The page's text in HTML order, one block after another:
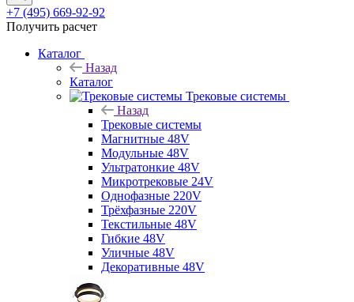
+7 (495) 669-92-92
Получить расчет
Каталог
Назад
Каталог
Трековые системы
Назад
Трековые системы
Магнитные 48V
Модульные 48V
Ультратонкие 48V
Микротрековые 24V
Однофазные 220V
Трёхфазные 220V
Текстильные 48V
Гибкие 48V
Уличные 48V
Декоративные 48V